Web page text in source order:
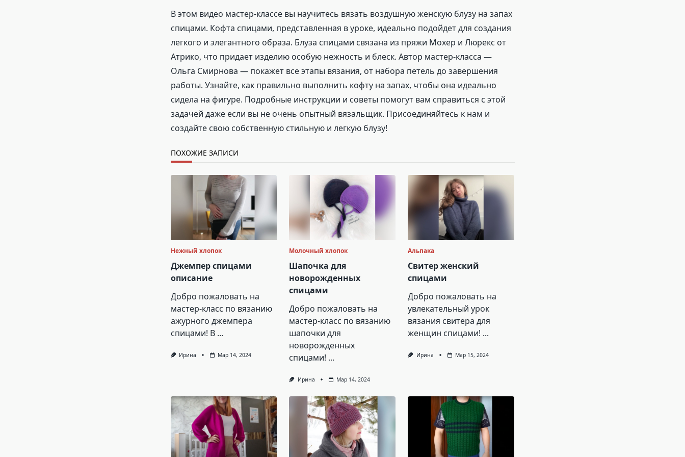
В этом видео мастер-классе вы научитесь вязать воздушную женскую блузу на запах
спицами. Кофта спицами, представленная в уроке, идеально подойдет для создания
легкого и элегантного образа. Блуза спицами связана из пряжи Мохер и Люрекс от
Атрико, что придает изделию особую нежность и блеск. Автор мастер-класса —
Ольга Смирнова — покажет все этапы вязания, от набора петель до завершения
работы. Узнайте, как правильно выполнить кофту на запах, чтобы она идеально
сидела на фигуре. Подробные инструкции и советы помогут вам справиться с этой
задачей даже если вы не очень опытный вязальщик. Присоединяйтесь к нам и
создайте свою собственную стильную и легкую блузу!
ПОХОЖИЕ ЗАПИСИ
Нежный хлопок
Джемпер спицами
описание
Добро пожаловать на
мастер-класс по вязанию
ажурного джемпера
спицами! В ...
Ирина Мар 14, 2024
Молочный хлопок
Шапочка для
новорожденных
спицами
Добро пожаловать на
мастер-класс по вязанию
шапочки для
новорожденных
спицами! ...
Ирина Мар 14, 2024
Альпака
Свитер женский
спицами
Добро пожаловать на
увлекательный урок
вязания свитера для
женщин спицами! ...
Ирина Мар 15, 2024